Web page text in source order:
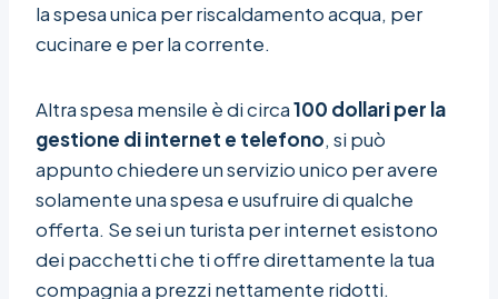
la spesa unica per riscaldamento acqua, per
cucinare e per la corrente.
Altra spesa mensile è di circa100 dollari per la
gestione di internet e telefono, si può
appunto chiedere un servizio unico per avere
solamente una spesa e usufruire di qualche
offerta. Se sei un turista per internet esistono
dei pacchetti che ti offre direttamente la tua
compagnia a prezzi nettamente ridotti.